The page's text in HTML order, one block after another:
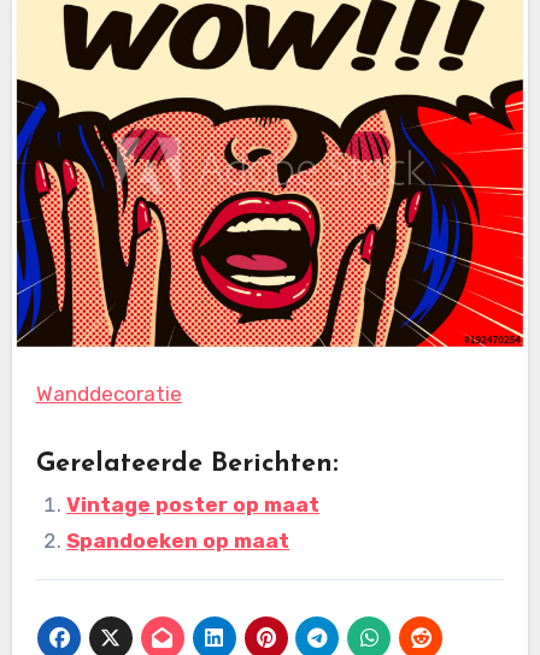
Wanddecoratie
Gerelateerde Berichten:
Vintage poster op maat
Spandoeken op maat